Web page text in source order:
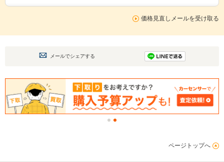
価格見直しメールを受け取る
メールでシェアする
ページトップへ